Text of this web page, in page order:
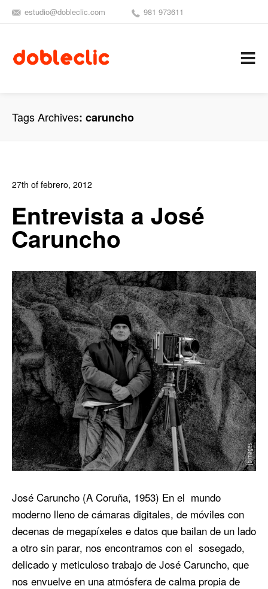
estudio@dobleclic.com 981 973611
Tags Archives caruncho
27th of febrero, 2012
1
Entrevista a José
Caruncho
José Caruncho (A Coruña, 1953) En el mundo
moderno lleno de cámaras digitales, de móviles con
decenas de megapíxeles e datos que bailan de un lado
a otro sin parar, nos encontramos con el sosegado,
delicado y meticuloso trabajo de José Caruncho, que
nos envuelve en una atmósfera de calma propia de